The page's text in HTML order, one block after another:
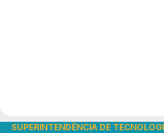
SUPERINTENDÊNCIA DE